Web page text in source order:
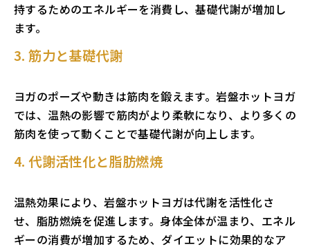
持するためのエネルギーを消費し、基礎代謝が増加し
ます。
3. 筋力と基礎代謝
ヨガのポーズや動きは筋肉を鍛えます。岩盤ホットヨガ
では、温熱の影響で筋肉がより柔軟になり、より多くの
筋肉を使って動くことで基礎代謝が向上します。
4. 代謝活性化と脂肪燃焼
温熱効果により、岩盤ホットヨガは代謝を活性化さ
せ、脂肪燃焼を促進します。身体全体が温まり、エネル
ギーの消費が増加するため、ダイエットに効果的なア